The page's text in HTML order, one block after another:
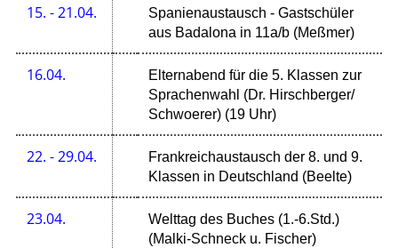
15. - 21.04.
Spanienaustausch - Gastschüler
aus Badalona in 11a/b (Meßmer)
16.04.
Elternabend für die 5. Klassen zur
Sprachenwahl (Dr. Hirschberger/
Schwoerer) (19 Uhr)
22. - 29.04.
Frankreichaustausch der 8. und 9.
Klassen in Deutschland (Beelte)
23.04.
Welttag des Buches (1.-6.Std.)
(Malki-Schneck u. Fischer)